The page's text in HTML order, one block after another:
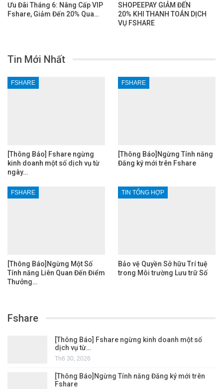
Ưu Đãi Tháng 6: Nâng Cấp VIP
Fshare, Giảm Đến 20% Qua…
SHOPEEPAY GIẢM ĐẾN
20% KHI THANH TOÁN DỊCH
VỤ FSHARE
Tin Mới Nhất
FSHARE
[Thông Báo] Fshare ngừng
kinh doanh một số dịch vụ từ
ngày…
FSHARE
[Thông Báo]Ngừng Tính năng
Đăng ký mới trên Fshare
FSHARE
[Thông Báo]Ngừng Một Số
Tính năng Liên Quan Đến Điểm
Thưởng…
TIN TỔNG HỢP
Bảo vệ Quyền Sở hữu Trí tuệ
trong Môi trường Lưu trữ Số
Fshare
[Thông Báo] Fshare ngừng kinh doanh một số
dịch vụ từ…
Th6 30, 2026
[Thông Báo]Ngừng Tính năng Đăng ký mới trên
Fshare